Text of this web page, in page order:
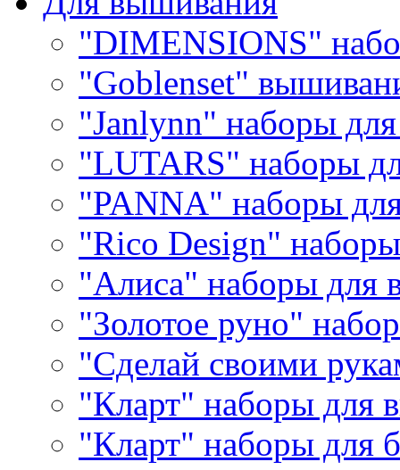
"DIMENSIONS"
"Goblenset"
"Janlynn" наборы
"LUTARS" наборы
"PANNA" наборы
"Rico Design"
"Алиса" наборы для
"Золотое руно"
"Сделай своими
"Кларт" наборы для
"Кларт" наборы для